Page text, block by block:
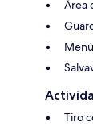
Área
Tiro